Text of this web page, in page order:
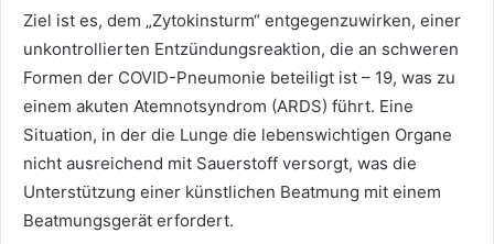
Ziel ist es, dem „Zytokinsturm“ entgegenzuwirken, einer
unkontrollierten Entzündungsreaktion, die an schweren
Formen der COVID-Pneumonie beteiligt ist – 19, was zu
einem akuten Atemnotsyndrom (ARDS) führt. Eine
Situation, in der die Lunge die lebenswichtigen Organe
nicht ausreichend mit Sauerstoff versorgt, was die
Unterstützung einer künstlichen Beatmung mit einem
Beatmungsgerät erfordert.